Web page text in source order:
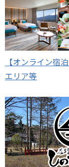
【オンライン宿
エリア等